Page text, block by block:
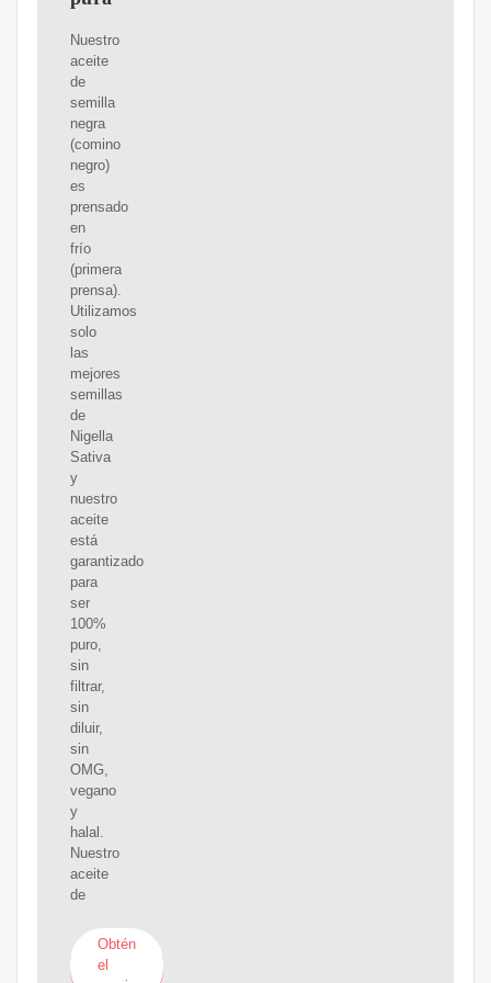
Nuestro
aceite
de
semilla
negra
(comino
negro)
es
prensado
en
frío
(primera
prensa).
Utilizamos
solo
las
mejores
semillas
de
Nigella
Sativa
y
nuestro
aceite
está
garantizado
para
ser
100%
puro,
sin
filtrar,
sin
diluir,
sin
OMG,
vegano
y
halal.
Nuestro
aceite
de
Obtén
el